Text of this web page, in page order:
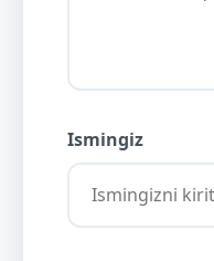
Ismingiz